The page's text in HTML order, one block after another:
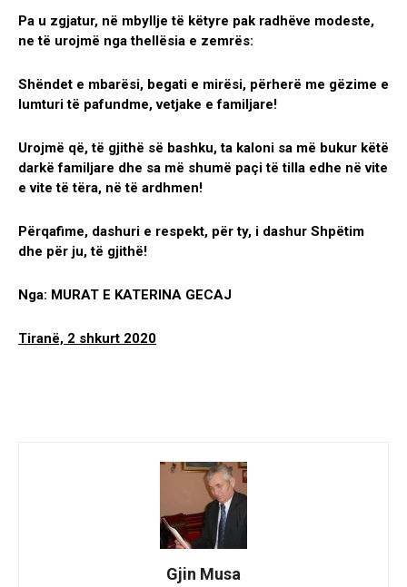
Pa u zgjatur, në mbyllje të këtyre pak radhëve modeste,
ne të urojmë nga thellësia e zemrës:
Shëndet e mbarësi, begati e mirësi, përherë me gëzime e
lumturi të pafundme, vetjake e familjare!
Urojmë që, të gjithë së bashku, ta kaloni sa më bukur këtë
darkë familjare dhe sa më shumë paçi të tilla edhe në vite
e vite të tëra, në të ardhmen!
Përqafime, dashuri e respekt, për ty, i dashur Shpëtim
dhe për ju, të gjithë!
Nga: MURAT E KATERINA GECAJ
Tiranë, 2 shkurt 2020
Gjin Musa